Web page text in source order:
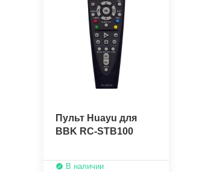
Пульт Huayu для
BBK RC-STB100
В наличии